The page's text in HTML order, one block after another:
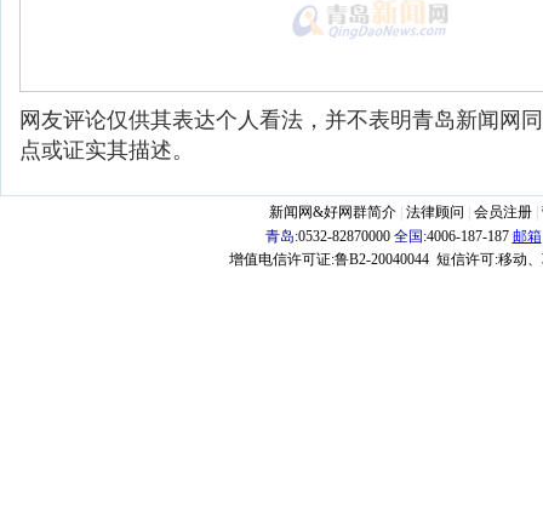
网友评论仅供其表达个人看法，并不表明青岛新闻网
点或证实其描述。